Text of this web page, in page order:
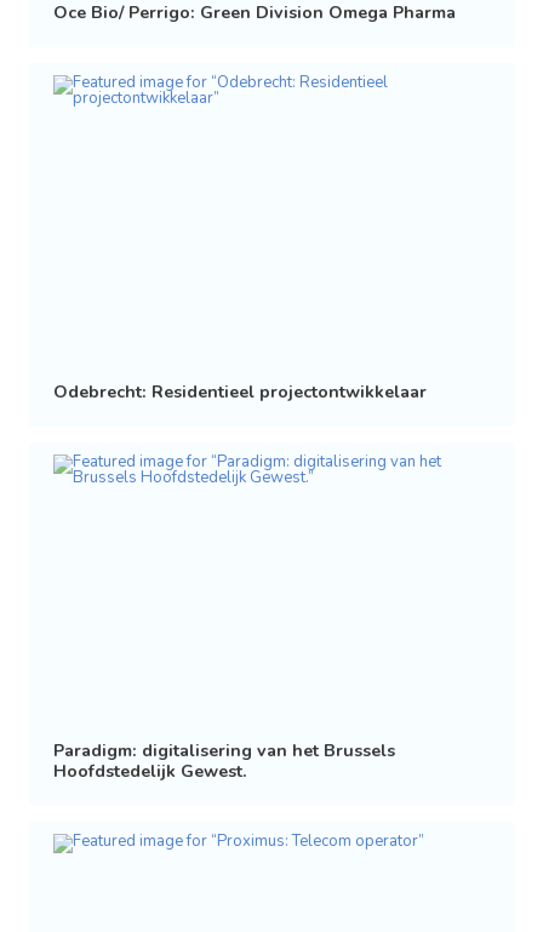
Oce Bio/ Perrigo: Green Division Omega Pharma
Odebrecht: Residentieel projectontwikkelaar
Paradigm: digitalisering van het Brussels
Hoofdstedelijk Gewest.